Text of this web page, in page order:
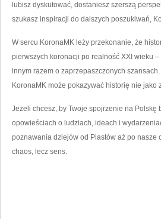
lubisz dyskutować, dostaniesz szerszą
szukasz inspiracji do dalszych poszukiwań,
W sercu KoronaMK leży przekonanie, że
pierwszych koronacji po realność XXI wieku
innym razem o zaprzepaszczonych
KoronaMK może pokazywać historię nie jako
Jeżeli chcesz, by Twoje spojrzenie na Polskę
opowieściach o ludziach, ideach i
poznawania dziejów od Piastów aż po nasze
chaos, lecz sens.